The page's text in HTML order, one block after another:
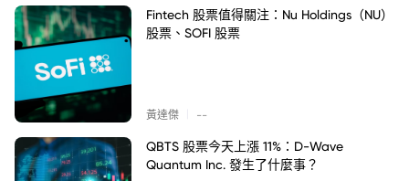
Fintech 股票值得關注：Nu Holdings（NU）
股票、SOFI 股票
黃達傑 --
QBTS 股票今天上漲 11%：D-Wave
Quantum Inc. 發生了什麼事？